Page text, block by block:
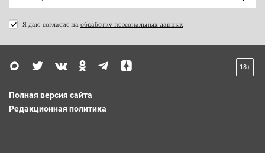
Я даю согласие на обработку персональных данных
18+
Полная версия сайта
Редакционная политика